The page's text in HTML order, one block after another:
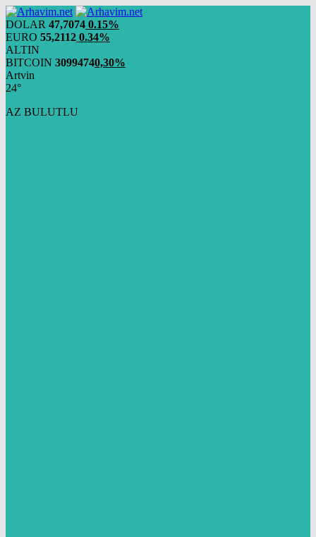
DOLAR 47,7074 0.15%
EURO 55,2112 0.34%
ALTIN
BITCOIN 30994740,30%
Artvin
24°
AZ BULUTLU